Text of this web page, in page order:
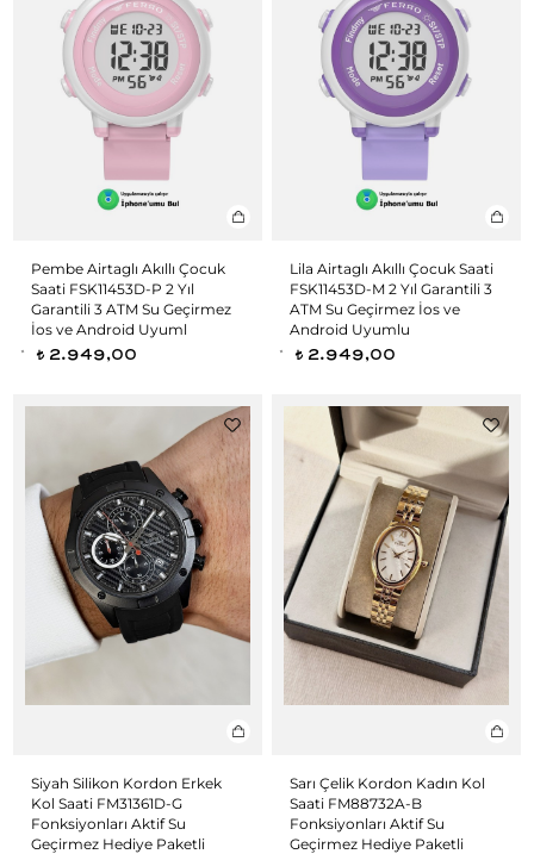
Pembe Airtaglı Akıllı Çocuk
Saati FSK11453D-P 2 Yıl
Garantili 3 ATM Su Geçirmez
İos ve Android Uyuml
t 2.949,00
Lila Airtaglı Akıllı Çocuk Saati
FSK11453D-M 2 Yıl Garantili 3
ATM Su Geçirmez İos ve
Android Uyumlu
t 2.949,00
Siyah Silikon Kordon Erkek
Kol Saati FM31361D-G
Fonksiyonları Aktif Su
Geçirmez Hediye Paketli
Sarı Çelik Kordon Kadın Kol
Saati FM88732A-B
Fonksiyonları Aktif Su
Geçirmez Hediye Paketli